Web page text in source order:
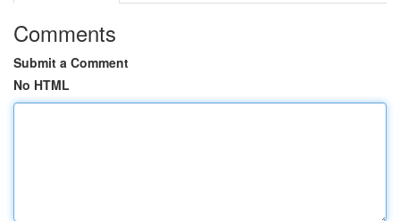
Comments
Submit a Comment
No HTML